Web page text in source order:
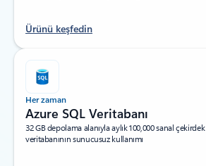
Ürünü keşfedin
Her zaman
Azure SQL Veritabanı
32 GB depolama alanıyla aylık 100,000 sanal
veritabanının sunucusuz kullanımı